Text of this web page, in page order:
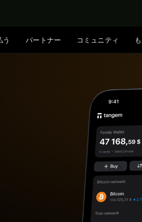
う パートナー コミュニティ